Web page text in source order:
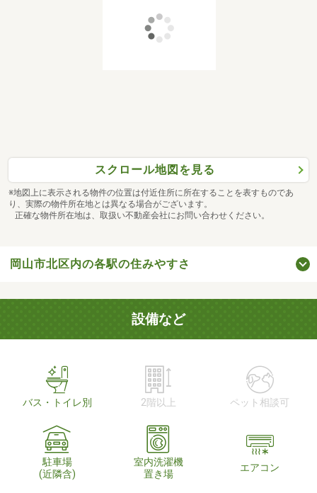
スクロール地図を見る
※地図上に表示される物件の位置は付近住所に所在することを表すものであ
り、実際の物件所在地とは異なる場合がございます。
正確な物件所在地は、取扱い不動産会社にお問い合わせください。
岡山市北区内の各駅の住みやすさ
設備など
バス・トイレ別 2階以上 ペット相談可
駐車場
(近隣含)
室内洗濯機
置き場
エアコン